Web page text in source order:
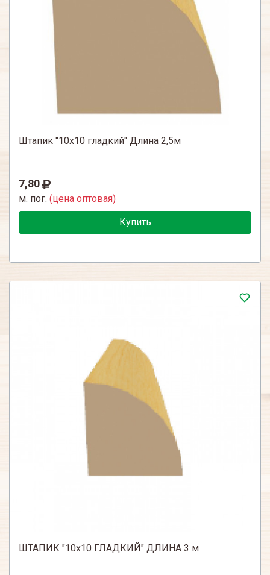
Штапик "10х10 гладкий" Длина 2,5м
7,80
м. пог. (цена оптовая)
Купить
ШТАПИК "10х10 ГЛАДКИЙ" ДЛИНА 3 м